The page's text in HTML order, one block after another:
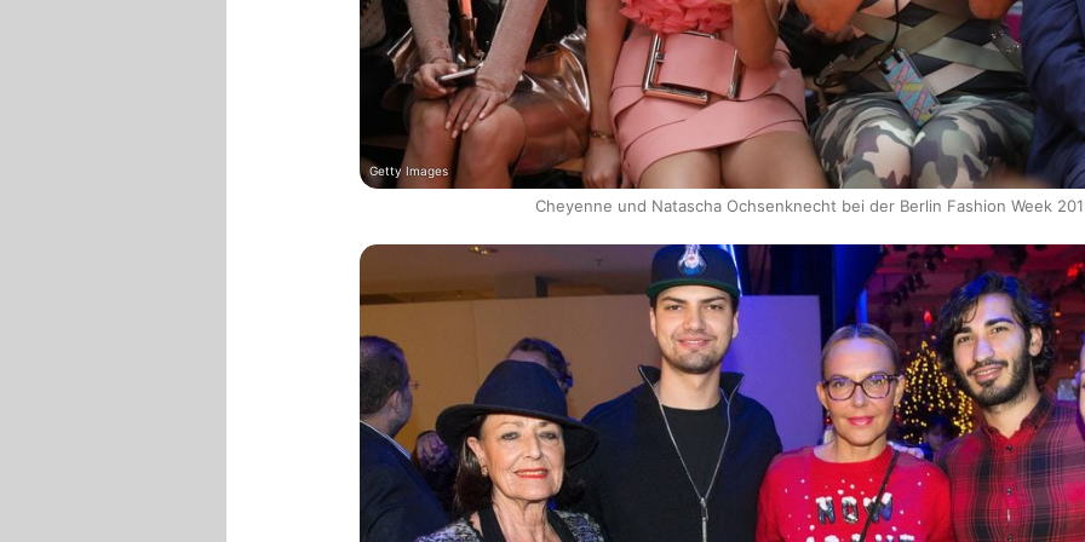
Getty Images
Cheyenne und Natascha Ochsenknecht bei der Berlin Fashion Week